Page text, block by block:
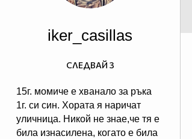
iker_casillas
15г. момиче е хванало за ръка
1г. си син. Хората я наричат
уличница. Никой не знае,че тя е
била изнасилена, когато е била
СЛЕДВАЙ 3